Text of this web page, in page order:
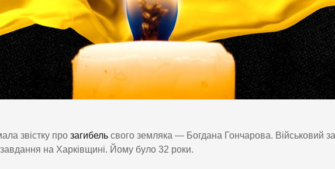
звістку про загибель свого земляка — Богдана Гончарова. Військовий
на Харківщині. Йому було 32 роки.